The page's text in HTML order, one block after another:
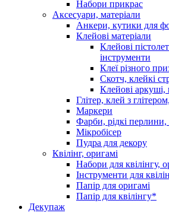
Набори прикрас
Аксесуари, матеріали
Анкери, кутики для
Клейові матеріали
Клейові
інструменти
Клеї різного
Скотч, клейкі
Клейові аркуші,
Глітер, клей з
Маркери
Фарби, рідкі перлини,
Мікробісер
Пудра для декору
Квілінг, оригамі
Набори для квілінгу,
Інструменти для
Папір для оригамі
Папір для квілінгу*
Декупаж